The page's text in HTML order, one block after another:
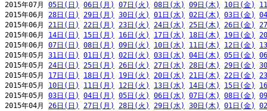
2015年07月 05日(日) 06日(月) 07日(火) 08日(水) 09日(木) 10日(金)
2015年06月 28日(日) 29日(月) 30日(火) 01日(水) 02日(木) 03日(金)
2015年06月 21日(日) 22日(月) 23日(火) 24日(水) 25日(木) 26日(金)
2015年06月 14日(日) 15日(月) 16日(火) 17日(水) 18日(木) 19日(金)
2015年06月 07日(日) 08日(月) 09日(火) 10日(水) 11日(木) 12日(金)
2015年05月 31日(日) 01日(月) 02日(火) 03日(水) 04日(木) 05日(金)
2015年05月 24日(日) 25日(月) 26日(火) 27日(水) 28日(木) 29日(金)
2015年05月 17日(日) 18日(月) 19日(火) 20日(水) 21日(木) 22日(金)
2015年05月 10日(日) 11日(月) 12日(火) 13日(水) 14日(木) 15日(金)
2015年05月 03日(日) 04日(月) 05日(火) 06日(水) 07日(木) 08日(金)
2015年04月 26日(日) 27日(月) 28日(火) 29日(水) 30日(木) 01日(金)